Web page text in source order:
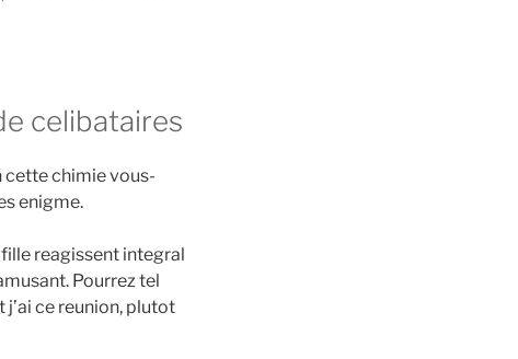
celibataires
cette chimie vous-
enigme.
reagissent integral
Pourrez tel
j’ai ce reunion, plutot